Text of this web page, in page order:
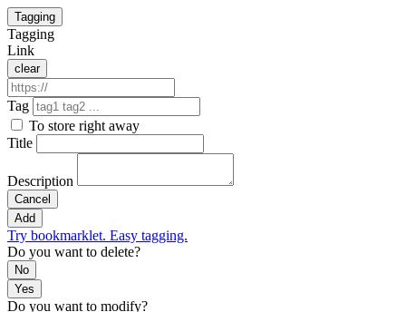
Tagging
Tagging
Link
clear
Tag
To store right away
Title
Description
Cancel
Add
Try bookmarklet. Easy tagging.
Do you want to delete?
No
Yes
Do you want to modify?